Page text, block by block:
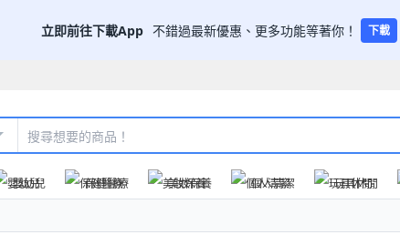
立即前往下載App 不錯過最新優惠、更多功能等著你！ 下載
嬰幼兒 保健醫療 美妝保養 個人清潔 玩具休閒